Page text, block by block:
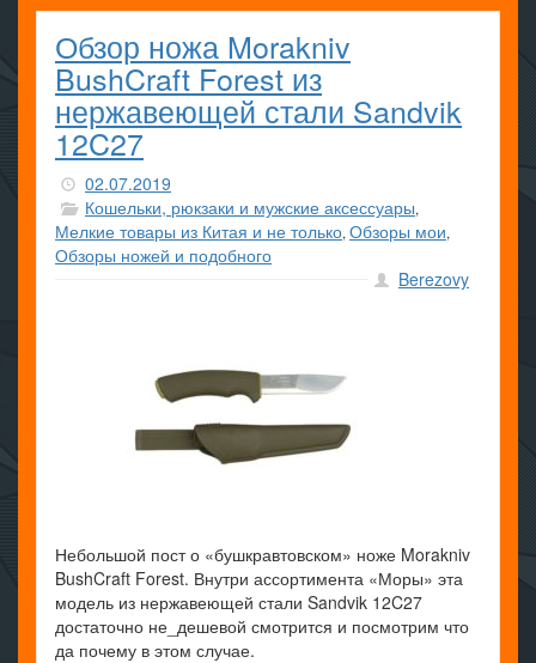
Обзор ножа Morakniv
BushCraft Forest из
нержавеющей стали Sandvik
12C27
02.07.2019
Кошельки, рюкзаки и мужские аксессуары,
Мелкие товары из Китая и не только, Обзоры мои,
Обзоры ножей и подобного
Berezovy
Небольшой пост о «бушкравтовском» ноже Morakniv
BushCraft Forest. Внутри ассортимента «Моры» эта
модель из нержавеющей стали Sandvik 12C27
достаточно не_дешевой смотрится и посмотрим что
да почему в этом случае.